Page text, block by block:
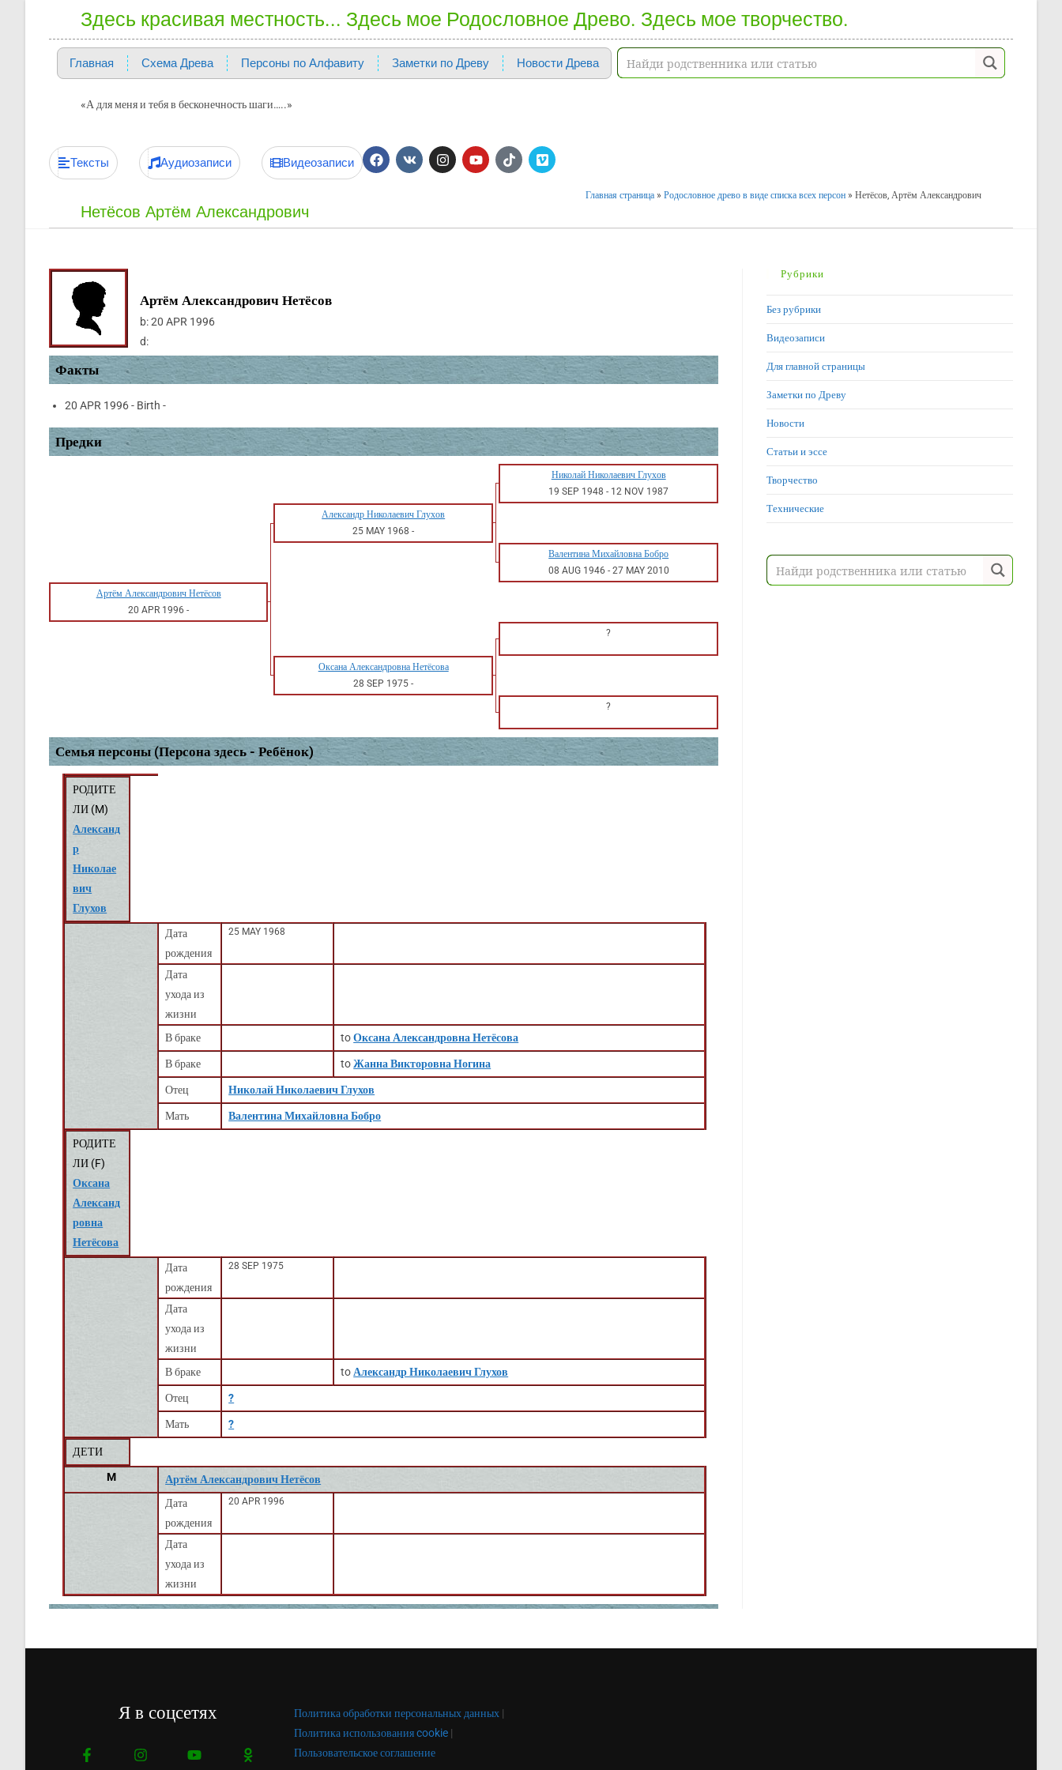
Здесь красивая местность... Здесь мое Родословное Древо. Здесь мое творчество.
Главная Схема Древа Персоны по Алфавиту Заметки по Древу Новости Древа
«А для меня и тебя в бесконечность шаги…..»
Тексты Аудиозаписи Видеозаписи
Главная страница » Родословное древо в виде списка всех персон » Нетёсов, Артём Александрович
Нетёсов Артём Александрович
Артём Александрович Нетёсов
b:20 APR 1996
d:
Факты
20 APR 1996 - Birth -
Предки
Николай Николаевич Глухов
19 SEP 1948 - 12 NOV 1987
Александр Николаевич Глухов
25 MAY 1968 -
Валентина Михайловна Бобро
08 AUG 1946 - 27 MAY 2010
Артём Александрович Нетёсов
20 APR 1996 -
?
Оксана Александровна Нетёсова
28 SEP 1975 -
?
Семья персоны (Персона здесь - Ребёнок)
РОДИТЕ
ЛИ (M)
Александ
р
Николае
вич
Глухов
Дата
рождения
25 MAY 1968
Дата
ухода из
жизни
В браке
toОксана Александровна Нетёсова
В браке toЖанна Викторовна Ногина
Отец Николай Николаевич Глухов
Мать Валентина Михайловна Бобро
РОДИТЕ
ЛИ (F)
Оксана
Александ
ровна
Нетёсова
Дата
рождения
28 SEP 1975
Дата
ухода из
жизни
В браке
to Александр Николаевич Глухов
Отец ?
Мать ?
ДЕТИ
M
Артём Александрович Нетёсов
Дата
рождения
20 APR 1996
Дата
ухода из
жизни
Рубрики
Без рубрики
Видеозаписи
Для главной страницы
Заметки по Древу
Новости
Статьи и эссе
Творчество
Технические
Я в соцсетях Политика обработки персональных данных |
Политика использования cookie |
Пользовательское соглашение